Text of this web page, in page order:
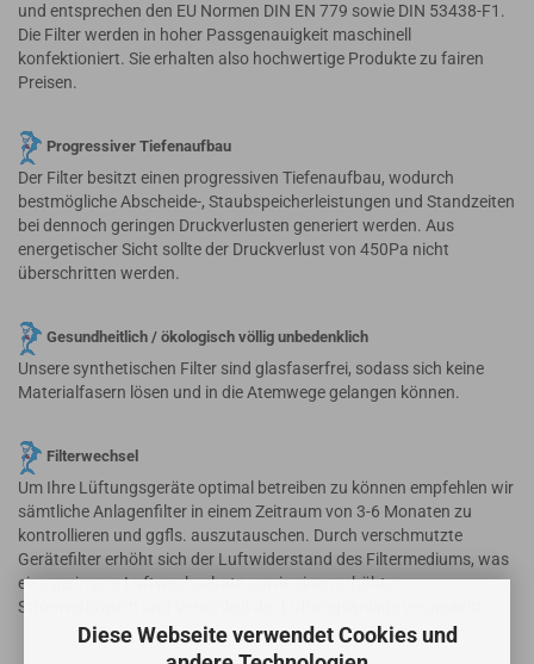
Diese Webseite verwendet Cookies und
und entsprechen den EU Normen DIN EN 779 sowie DIN 53438-F1.
Die Filter werden in hoher Passgenauigkeit maschinell
konfektioniert. Sie erhalten also hochwertige Produkte zu fairen
Preisen.
Progressiver Tiefenaufbau
Der Filter besitzt einen progressiven Tiefenaufbau, wodurch
bestmögliche Abscheide-, Staubspeicherleistungen und Standzeiten
bei dennoch geringen Druckverlusten generiert werden. Aus
energetischer Sicht sollte der Druckverlust von 450Pa nicht
überschritten werden.
Gesundheitlich / ökologisch völlig unbedenklich
Unsere synthetischen Filter sind glasfaserfrei, sodass sich keine
Materialfasern lösen und in die Atemwege gelangen können.
Filterwechsel
Um Ihre Lüftungsgeräte optimal betreiben zu können empfehlen wir
sämtliche Anlagenfilter in einem Zeitraum von 3-6 Monaten zu
kontrollieren und ggfls. auszutauschen. Durch verschmutzte
Gerätefilter erhöht sich der Luftwiderstand des Filtermediums, was
eine geringere Luftwechselrate sowie einen erhöhten
Stromverbrauch und Verschleiß der Lüftungsanlage verursacht.